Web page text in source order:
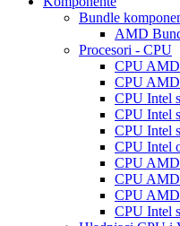
Bundle
AMD
Procesori - CPU
CPU
CPU
CPU Intel
CPU Intel
CPU Intel
CPU Intel
CPU
CPU
CPU AMD
CPU Intel